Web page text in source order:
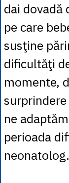
dai dovadă
pe care
susţine
dificultăţi
momente,
ne
perioada
neonatolog.